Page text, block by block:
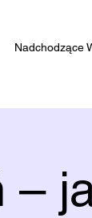
Nadchodzące